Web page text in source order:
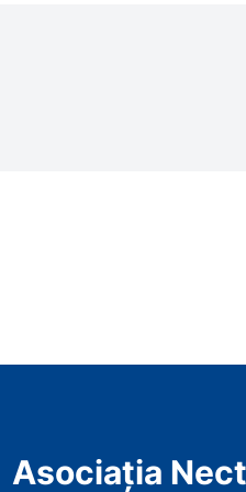
Asociația